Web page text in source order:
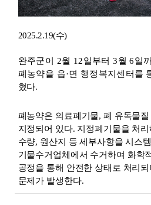
2025.2.19(수)
완주군이 2월 12일부터3월6일
폐농약을 읍·면 행정복지센터를
혔다.
폐농약은 의료폐기물, 폐 유독물
지정되어 있다. 지정폐기물을 처
수량, 원산지 등 세부사항을 시스
기물수거업체에서 수거하여 화학
공정을 통해 안전한 상태로 처리
문제가 발생한다.